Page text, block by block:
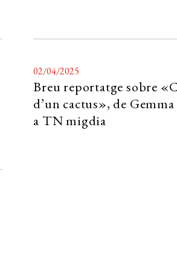
02/04/2025
Breu reportatge sobre
d’un cactus», de
a TN migdia